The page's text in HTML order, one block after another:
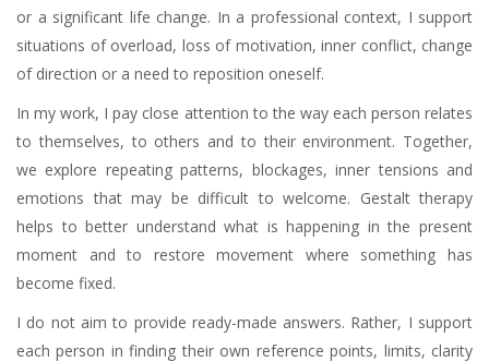
or a significant life change. In a professional context, I support
situations of overload, loss of motivation, inner conflict, change
of direction or a need to reposition oneself.
In my work, I pay close attention to the way each person relates
to themselves, to others and to their environment. Together,
we explore repeating patterns, blockages, inner tensions and
emotions that may be difficult to welcome. Gestalt therapy
helps to better understand what is happening in the present
moment and to restore movement where something has
become fixed.
I do not aim to provide ready-made answers. Rather, I support
each person in finding their own reference points, limits, clarity